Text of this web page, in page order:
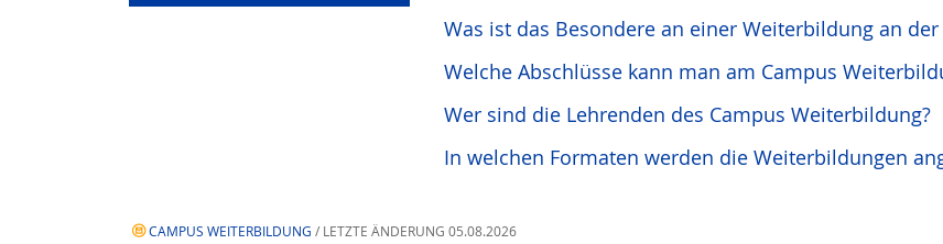
Was ist das Besondere an einer Weiterbildung an der
Welche Abschlüsse kann man am Campus
Wer sind die Lehrenden des Campus Weiterbildung?
In welchen Formaten werden die Weiterbildungen
CAMPUS WEITERBILDUNG / LETZTE ÄNDERUNG 05.08.2026